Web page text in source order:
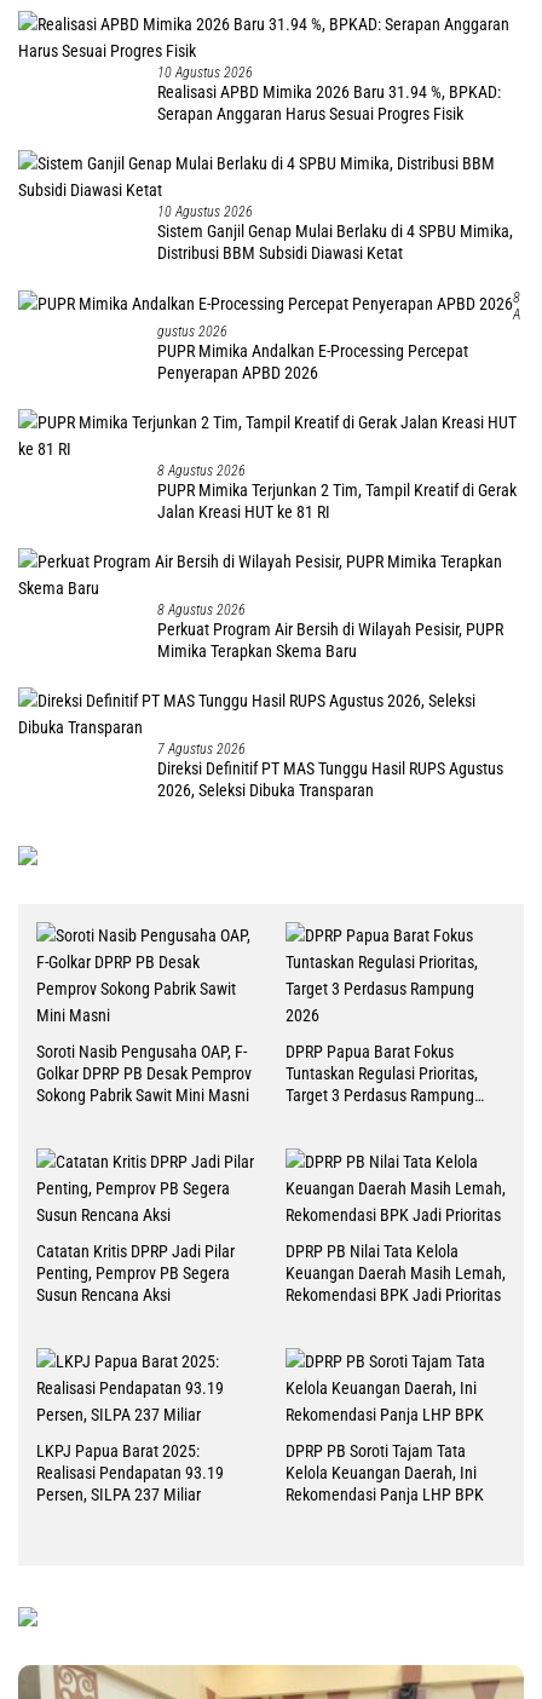
10 Agustus 2026
Realisasi APBD Mimika 2026 Baru 31.94 %, BPKAD:
Serapan Anggaran Harus Sesuai Progres Fisik
10 Agustus 2026
Sistem Ganjil Genap Mulai Berlaku di 4 SPBU Mimika,
Distribusi BBM Subsidi Diawasi Ketat
8
A
Gustus 2026
PUPR Mimika Andalkan E-Processing Percepat
Penyerapan APBD 2026
8 Agustus 2026
PUPR Mimika Terjunkan 2 Tim, Tampil Kreatif di Gerak
Jalan Kreasi HUT ke 81 RI
8 Agustus 2026
Perkuat Program Air Bersih di Wilayah Pesisir, PUPR
Mimika Terapkan Skema Baru
7 Agustus 2026
Direksi Definitif PT MAS Tunggu Hasil RUPS Agustus
2026, Seleksi Dibuka Transparan
Soroti Nasib Pengusaha OAP, F-
Golkar DPRP PB Desak Pemprov
Sokong Pabrik Sawit Mini Masni
DPRP Papua Barat Fokus
Tuntaskan Regulasi Prioritas,
Target 3 Perdasus Rampung
Catatan Kritis DPRP Jadi Pilar
Penting, Pemprov PB Segera
Susun Rencana Aksi
DPRP PB Nilai Tata Kelola
Keuangan Daerah Masih Lemah,
Rekomendasi BPK Jadi Prioritas
LKPJ Papua Barat 2025:
Realisasi Pendapatan 93.19
Persen, SILPA 237 Miliar
DPRP PB Soroti Tajam Tata
Kelola Keuangan Daerah, Ini
Rekomendasi Panja LHP BPK